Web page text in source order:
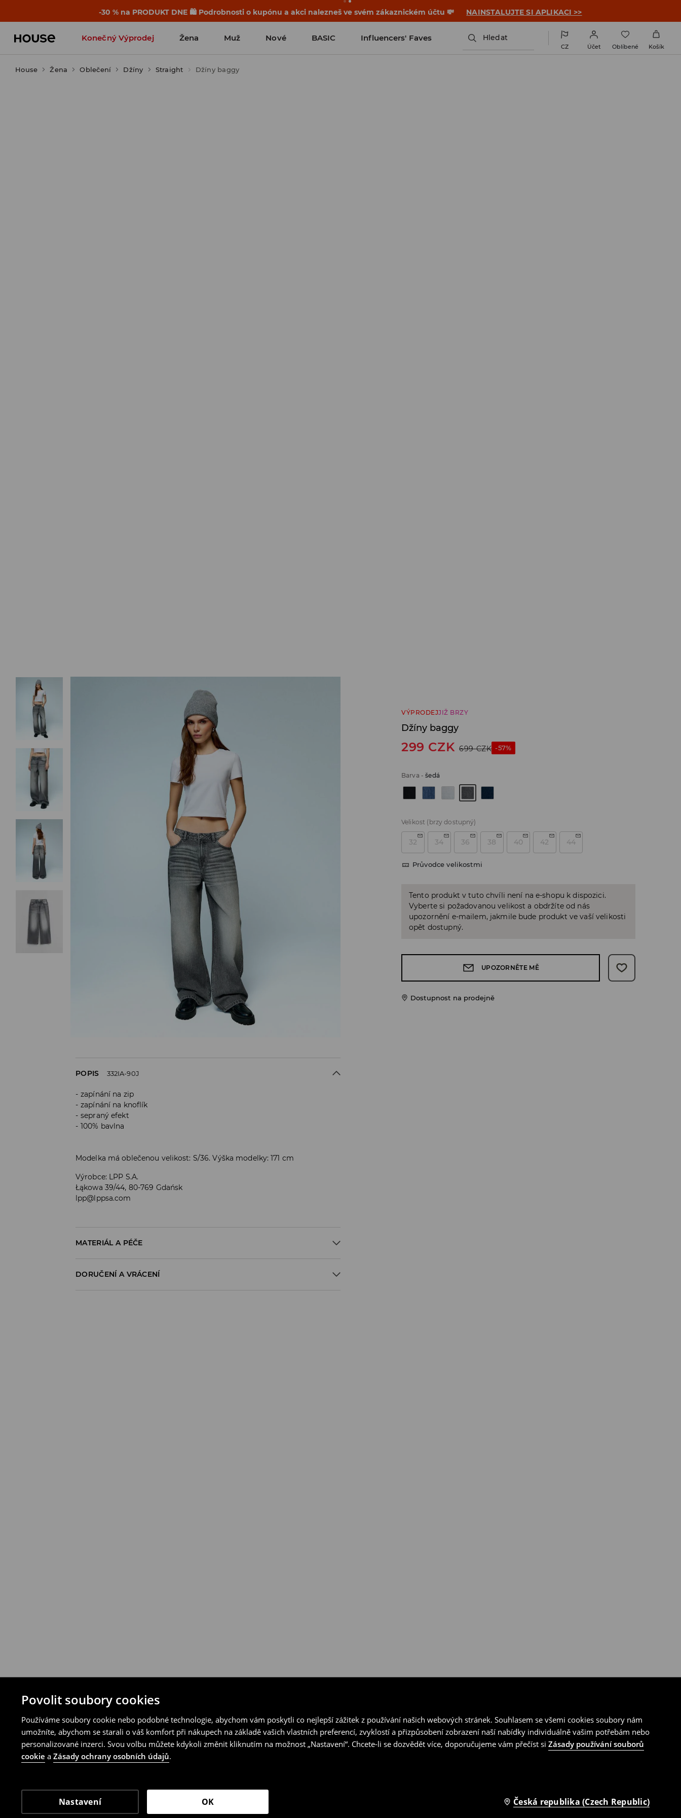
Povolit soubory cookies
Používáme soubory cookie nebo podobné technologie, abychom vám poskytli co nejlepší zážitek z používání našich webových stránek. Souhlasem se všemi cookies soubory nám
umožníte, abychom se starali o váš komfort při nákupech na základě vašich vlastních preferencí, zvyklostí a přizpůsobení zobrazení naší nabídky individuálně vašim potřebám nebo
personalizované inzerci. Svou volbu můžete kdykoli změnit kliknutím na možnost „Nastavení“. Chcete-li se dozvědět více, doporučujeme vám přečíst si Zásady používání souborů
cookie a Zásady ochrany osobních údajů.
Nastavení OK Česká republika (Czech Republic)
-30 % na PRODUKT DNE 🛍️ Podrobnosti o kupónu a akci nalezneš ve svém zákaznickém účtu 💸 NAINSTALUJTE SI APLIKACI >>
Konečný Výprodej Žena Muž Nové BASIC Influencers' Faves Hledat
CZ Účet Oblíbené Košík
House Žena Oblečení Džíny Straight Džíny baggy
VÝPRODEJJIŽ BRZY
Džíny baggy
299 CZK 699 CZK -57%
Barva -šedá
Velikost (brzy dostupný)
32 34 36 38 40 42 44
Průvodce velikostmi
Tento produkt v tuto chvíli není na e-shopu k dispozici.
Vyberte si požadovanou velikost a obdržíte od nás
upozornění e-mailem, jakmile bude produkt ve vaší velikosti
opět dostupný.
UPOZORNĚTE MĚ
Dostupnost na prodejně
POPIS 332IA-90J
zapínání na zip
zapínání na knoflík
sepraný efekt
100% bavlna
Modelka má oblečenou velikost: S/36. Výška modelky: 171 cm
Výrobce: LPP S.A.
Łąkowa 39/44, 80-769 Gdańsk
lpp@lppsa.com
MATERIÁL A PÉČE
PRVNÍ MATERIÁL : 100% BAVLNA
DORUČENÍ A VRÁCENÍ